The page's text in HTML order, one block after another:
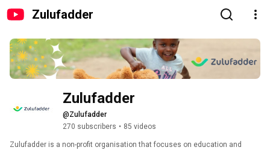
Zulufadder
Zulufadder
@Zulufadder
270 subscribers • 85 videos
Zulufadder is a non-profit organisation that focuses on education and